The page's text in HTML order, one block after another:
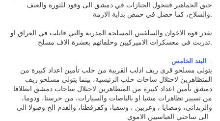
حنق الجماهير فتتحول الجنازات في دمشق الى وقود للثورة والعنف
والسلاح، كما حصل في حمص بداية الازمة
تقدر قوة الاخوان والسلفيين المسلحة المدربة والتي قاتلت في العراق او
تدربت في معسكرات الاميركيين وحلفائهم بعشرة الاف مسلح
البند الخامس :
يتولى مسلحو قرى ريف ادلب القريبة من حلب تأمين اعداد كبيرة من
المتظاهرين لاحتلال ساحات حلب الرئيسية، بينما يتولى مسلحو ريف
دمشق تأمين اعداد كبيرة من المتظاهرين لاحتلال ساحات دمشق انطلاقا
من تسيير تظاهرات مشيا او بالباصات والسيارات، من حرستا، ودوما،
والزبداني، ومضايا ، وعربين ، وسقبا، وكفرقطنا، والقدم الخ وصولا الى
الى ساحتي العباسيين الاموي